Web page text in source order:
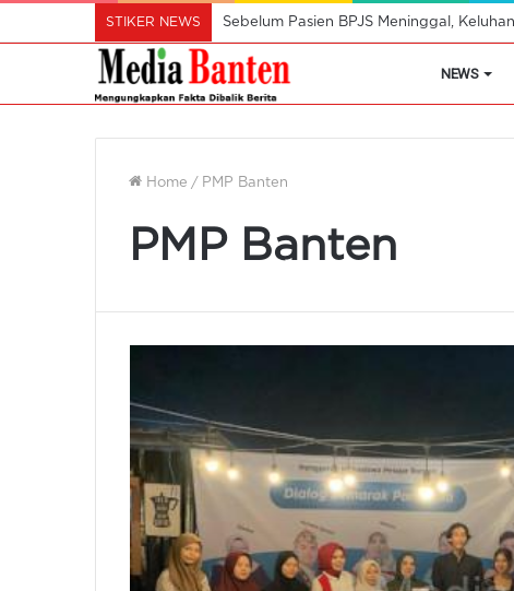
STIKER NEWS Sebelum Pasien BPJS Meninggal,
NEWS
Home / PMP Banten
PMP Banten